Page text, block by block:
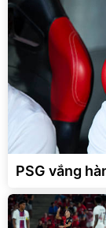
PSG vắng